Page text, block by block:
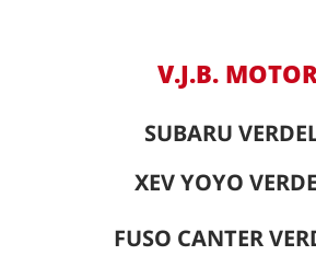
V.J.B.
SUBARU
XEV YOYO
FUSO CANTER